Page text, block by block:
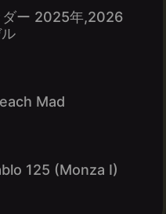
ダー 2025年,2026
Mad
125 (Monza I)